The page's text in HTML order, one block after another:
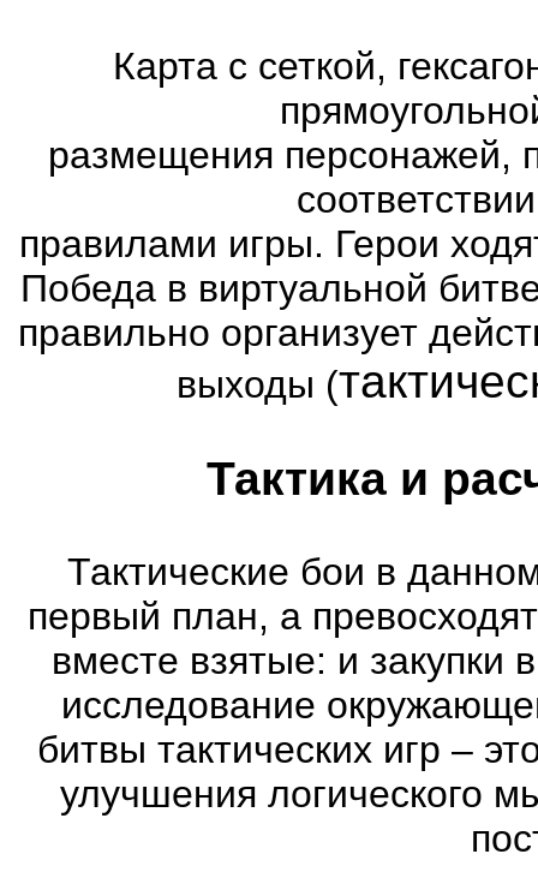
Карта с сеткой,
размещения персонажей,
правилами игры. Герои
Победа в виртуальной
правильно организует
выходы (
Тактика и
Тактические бои в
первый план, а
вместе взятые: и закупки
исследование
битвы тактических игр –
улучшения логического